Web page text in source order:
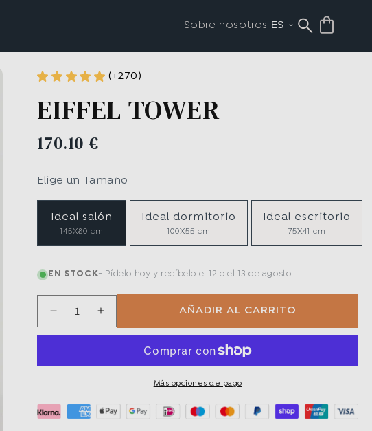
Sobre nosotros
(+270)
EIFFEL TOWER
170.10 €
Elige un Tamaño
Ideal escritorio
75X41 cm
Ideal dormitorio
100X55 cm
Ideal salón
145X80 cm
EN STOCK Pídelo hoy y recíbelo el 12 o el 13 de agosto
Reducir
cantidad
Aumentar
cantidad
AÑADIR AL CARRITO
Más opciones de pago